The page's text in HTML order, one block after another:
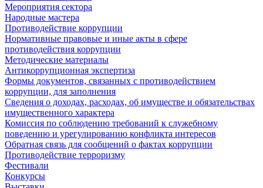
Мероприятия сектора
Народные мастера
Противодействие коррупции
Нормативные правовые и иные акты в сфере
противодействия коррупции
Методические материалы
Антикоррупционная экспертиза
Формы документов, связанных с противодействием
коррупции, для заполнения
Сведения о доходах, расходах, об имуществе и обязательствах
имущественного характера
Комиссия по соблюдению требований к служебному
поведению и урегулированию конфликта интересов
Обратная связь для сообщений о фактах коррупции
Противодействие терроризму
Фестивали
Конкурсы